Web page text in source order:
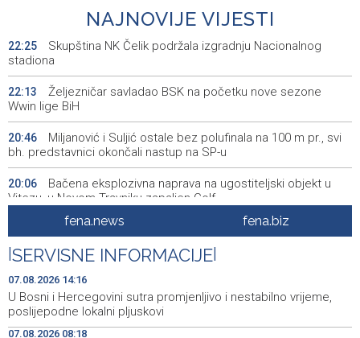
NAJNOVIJE VIJESTI
22:25
Skupština NK Čelik podržala izgradnju Nacionalnog
stadiona
22:13
Željezničar savladao BSK na početku nove sezone
Wwin lige BiH
20:46
Miljanović i Suljić ostale bez polufinala na 100 m pr., svi
bh. predstavnici okončali nastup na SP-u
20:06
Bačena eksplozivna naprava na ugostiteljski objekt u
Vitezu, u Novom Travniku zapaljen Golf
Galerija ULUPUBiH otvara novu izlagačku sezonu,
predstavlja novi izlagački program
19:44 Faris Dževahirić novi nogometaš Veleža
19:21 Announcement of events for Saturday, 8 August 2026
fena.news fena.biz
SERVISNE INFORMACIJE
07.08.2026 14:16
U Bosni i Hercegovini sutra promjenljivo i nestabilno vrijeme,
poslijepodne lokalni pljuskovi
07.08.2026 08:18